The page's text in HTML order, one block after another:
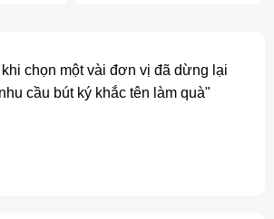
chọn một vài đơn vị đã dừng lại
cầu bút ký khắc tên làm quà"